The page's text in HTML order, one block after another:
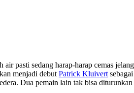
air pasti sedang harap-harap cemas
menjadi debut Patrick Kluivert
Dua pemain lain tak bisa